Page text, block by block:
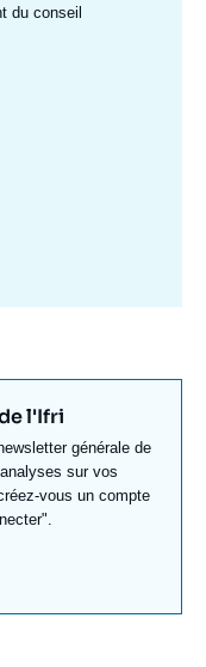
du conseil
l'Ifri
générale de
sur vos
vous un compte